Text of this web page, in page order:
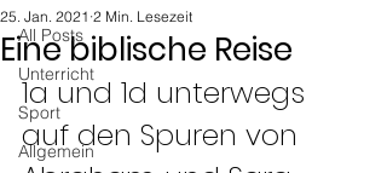
All Posts
Unterricht
Sport
Allgemein
Eine biblische Reise
25. Jan. 2021 2 Min. Lesezeit
1a und 1d unterwegs
auf den Spuren von